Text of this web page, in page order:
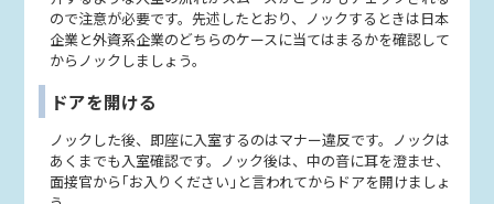
ので注意が必要です。先述したとおり、ノックするときは日本
企業と外資系企業のどちらのケースに当てはまるかを確認して
からノックしましょう。
ドアを開ける
ノックした後、即座に入室するのはマナー違反です。ノックは
あくまでも入室確認です。ノック後は、中の音に耳を澄ませ、
面接官から｢お入りください｣と言われてからドアを開けましょ